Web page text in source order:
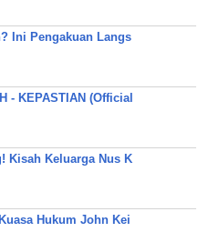
Ini Pengakuan Langs
- KEPASTIAN (Official
Kisah Keluarga Nus K
Hukum John Kei